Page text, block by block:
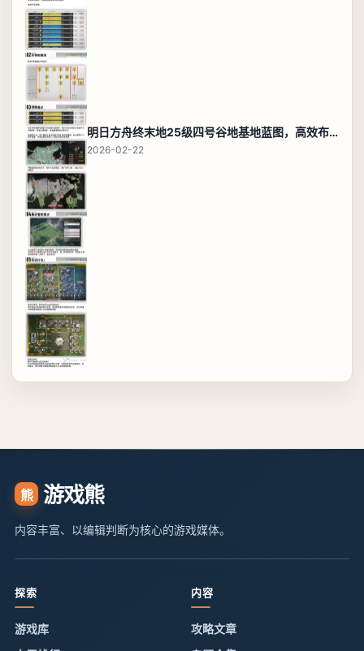
明日方舟终末地25级四号谷地基地蓝图，高效布局规划
2026-02-22
熊 游戏熊
内容丰富、以编辑判断为核心的游戏媒体。
探索
游戏库
内容
攻略文章